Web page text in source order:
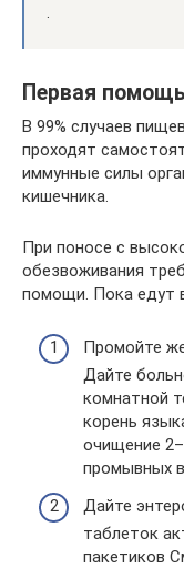
.
Первая
В 99% случаев
проходят
иммунные силы
кишечника.
При поносе с
обезвоживания
помощи. Пока едут
Промойте
Дайте
комнатной
корень
очищение
промывных
Дайте
таблеток
пакетиков